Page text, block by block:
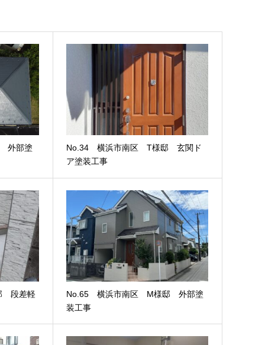
外部塗
No.34 横浜市南区 T様邸 玄関ド
ア塗装工事
段差軽
No.65 横浜市南区 M様邸 外部塗
装工事